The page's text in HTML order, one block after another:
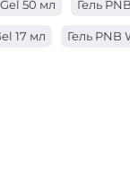
50 мл Гель
17 мл Гель PNB